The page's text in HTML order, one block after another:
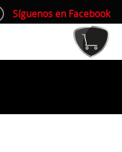
Síguenos en Facebook
info@blacktire.es
V 9:00-14:00 y 15:00-19:00